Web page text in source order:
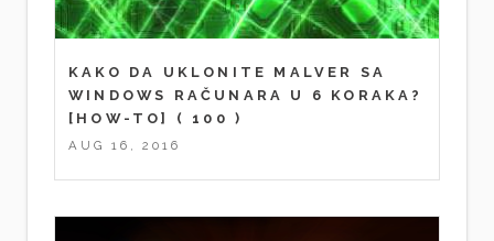
KAKO DA UKLONITE MALVER SA
WINDOWS RAČUNARA U 6 KORAKA?
[HOW-TO]
( 100 )
AUG 16, 2016